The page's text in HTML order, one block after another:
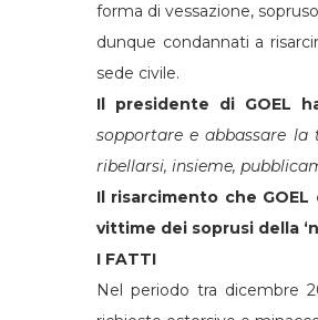
forma di vessazione,
dunque condannati a
sede civile.
Il presidente di GOEL
sopportare e abbassare la
ribellarsi, insieme,
Il risarcimento che
vittime dei soprusi della
I FATTI
Nel periodo tra dicembre